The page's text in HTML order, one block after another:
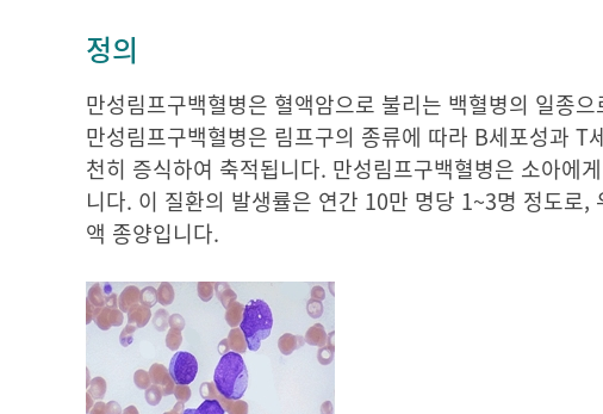
정의
만성림프구백혈병은 혈액암으로 불리는 백혈병의 일종
만성림프구백혈병은 림프구의 종류에 따라 B세포성과
천히 증식하여 축적됩니다. 만성림프구백혈병은 소아에
니다. 이 질환의 발생률은 연간 10만 명당 1~3명 정도로
액 종양입니다.